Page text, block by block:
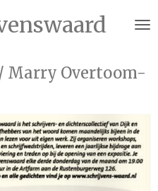
Marry Overtoom-